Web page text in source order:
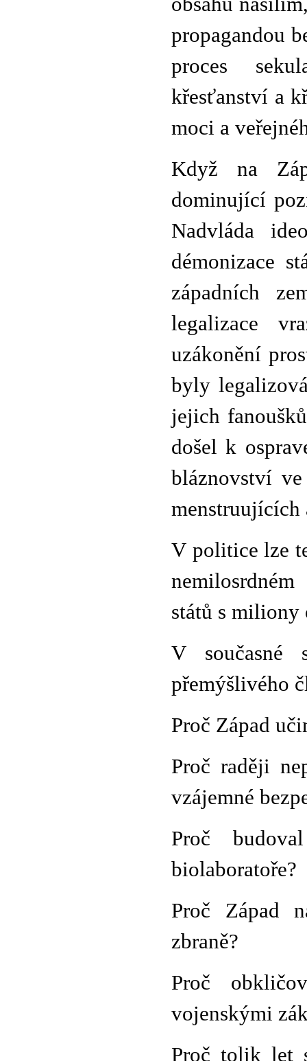
propagandou
proces
křesťanství a
moci a
Když na
dominující
Nadvláda
démonizace
západních
legalizace
uzákonění
byly
jejich
došel k
bláznovství
V politice lze
států s miliony
V
přemýšlivého
Proč Západ
Proč raději
vzájemné
Proč
biolaboratoře?
Proč Západ
zbraně?
Proč
vojenskými
Proč tolik let